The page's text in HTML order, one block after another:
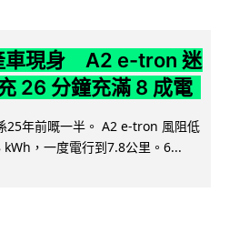
車現身 A2 e-tron 迷
26 分鐘充滿 8 成電
25年前嘅一半。 A2 e-tron 風阻低
，一度電行到7.8公里。6...